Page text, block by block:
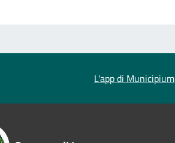
L'app di Municipium